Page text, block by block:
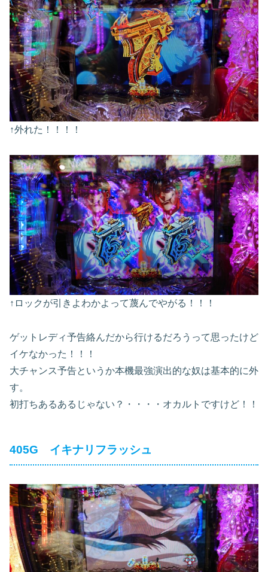
↑外れた！！！！
↑ロックが引きよわかよって蔑んでやがる！！！
ゲットレディ予告絡んだから行けるだろうって思ったけど
イケなかった！！！
大チャンス予告というか本機最強演出的な奴は基本的に外
す。
初打ちあるあるじゃない？・・・・オカルトですけど！！
405G イキナリフラッシュ